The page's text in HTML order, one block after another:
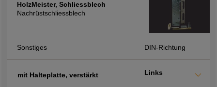
HolzMeister, Schliessblech
Nachrüstschliessblech
Sonstiges DIN-Richtung
mit Halteplatte, verstärkt Links